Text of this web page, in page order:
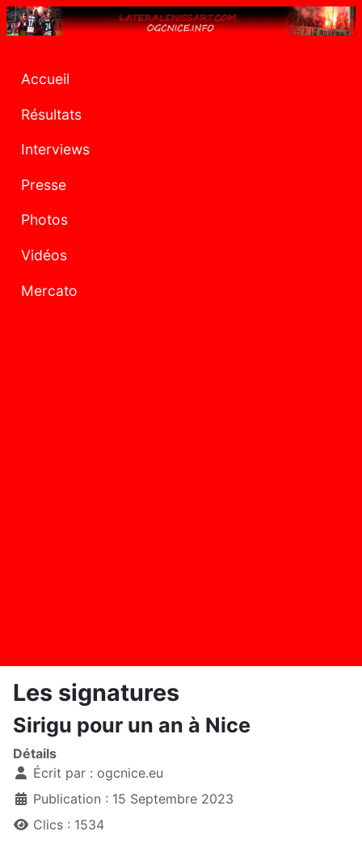
Accueil
Résultats
Interviews
Presse
Photos
Vidéos
Mercato
Les signatures
Sirigu pour un an à Nice
Détails
Écrit par : ogcnice.eu
Publication : 15 Septembre 2023
Clics : 1534